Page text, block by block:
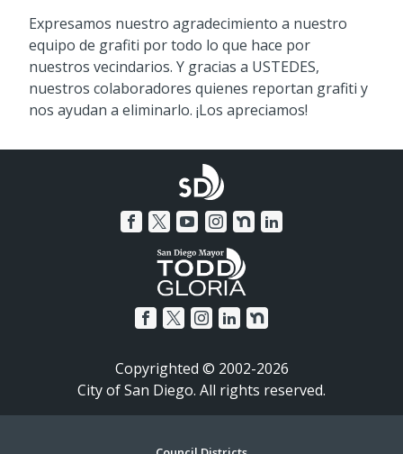
Expresamos nuestro agradecimiento a nuestro
equipo de grafiti por todo lo que hace por
nuestros vecindarios. Y gracias a USTEDES,
nuestros colaboradores quienes reportan grafiti y
nos ayudan a eliminarlo. ¡Los apreciamos!
Copyrighted © 2002-2026
City of San Diego. All rights reserved.